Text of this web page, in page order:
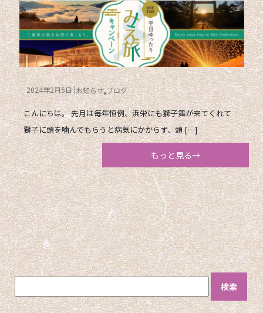
2024年2月5日 お知らせ ブログ
こんにちは。 先月は毎年恒例、浜栄にも獅子舞が来てくれて
獅子に頭を噛んでもらうと病気にかからず、頭 […]
もっと見る→
検
索: